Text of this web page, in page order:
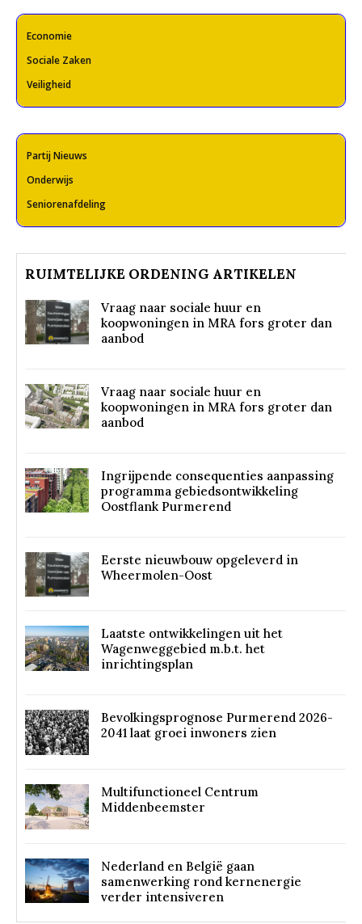
Economie
Sociale Zaken
Veiligheid
Partij Nieuws
Onderwijs
Seniorenafdeling
RUIMTELIJKE ORDENING ARTIKELEN
Vraag naar sociale huur en
koopwoningen in MRA fors groter dan
aanbod
Vraag naar sociale huur en
koopwoningen in MRA fors groter dan
aanbod
Ingrijpende consequenties aanpassing
programma gebiedsontwikkeling
Oostflank Purmerend
Eerste nieuwbouw opgeleverd in
Wheermolen-Oost
Laatste ontwikkelingen uit het
Wagenweggebied m.b.t. het
inrichtingsplan
Bevolkingsprognose Purmerend 2026-
2041 laat groei inwoners zien
Multifunctioneel Centrum
Middenbeemster
Nederland en België gaan
samenwerking rond kernenergie
verder intensiveren